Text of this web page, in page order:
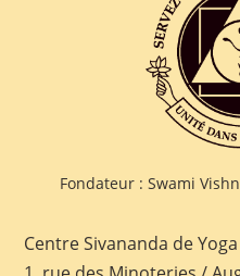
Fondateur : Swami
Centre Sivananda de